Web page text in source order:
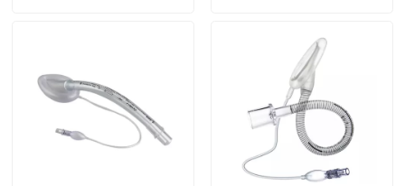
فيديوهات
حولنا